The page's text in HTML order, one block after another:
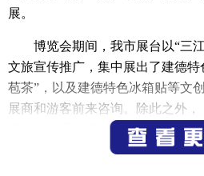
展。
博览会期间，我市展台以“三
文旅宣传推广，集中展出了建德特
苞茶”，以及建德特色冰箱贴等文
展商和游客前来咨询。除此之外
限运动地图》等文旅宣传资料也在